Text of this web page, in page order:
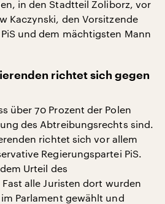
in den Stadtteil Zoliborz, vor
Kaczynski, den Vorsitzende
und dem mächtigsten Mann
richtet sich gegen
über 70 Prozent der Polen
des Abtreibungsrechts sind.
richtet sich vor allem
Regierungspartei PiS.
Urteil des
alle Juristen dort wurden
Parlament gewählt und